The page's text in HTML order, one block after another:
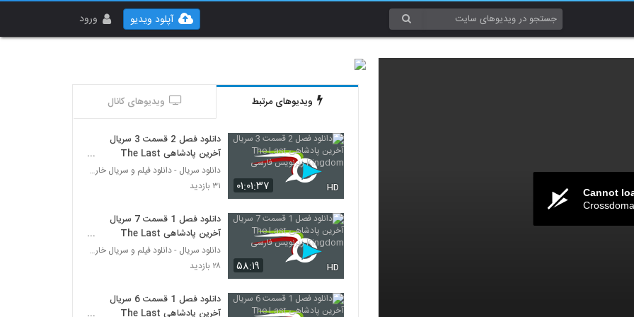
ورود آپلود ویدیو
Cannot
ویدیوهای مرتبط ویدیوهای کانال
۰۱:۰۱:۳۷ HD
دانلود فصل 2 قسمت 3 سریال
آخرین پادشاهی The Last
Kingdom زیرنویس فارسی
دانلود سریال - دانلود فیلم و سریال خارجی
۳۱ بازدید
۵۸:۱۹ HD
دانلود فصل 1 قسمت 7 سریال
آخرین پادشاهی The Last
Kingdom زیرنویس فارسی
دانلود سریال - دانلود فیلم و سریال خارجی
۲۸ بازدید
دانلود فصل 1 قسمت 6 سریال
آخرین پادشاهی The Last